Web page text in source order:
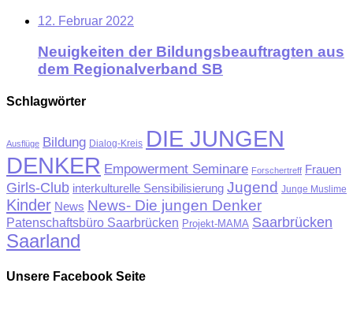
12. Februar 2022
Neuigkeiten der Bildungsbeauftragten aus
dem Regionalverband SB
Schlagwörter
Ausflüge Bildung Dialog-Kreis DIE JUNGEN
DENKER Empowerment Seminare Forschertreff Frauen
Girls-Club interkulturelle Sensibilisierung Jugend Junge Muslime
Kinder News News- Die jungen Denker
Patenschaftsbüro Saarbrücken Projekt-MAMA Saarbrücken
Saarland
Unsere Facebook Seite